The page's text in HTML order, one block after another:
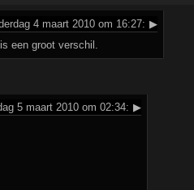
4 maart 2010 om 16:27: ▶
een groot verschil.
5 maart 2010 om 02:34: ▶